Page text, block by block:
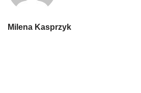
Milena Kasprzyk